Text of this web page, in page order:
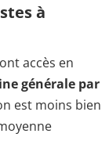
à
accès en
générale par
est moins bien